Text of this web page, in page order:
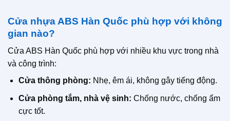
Cửa nhựa ABS Hàn Quốc phù hợp với không
gian nào?
Cửa ABS Hàn Quốc phù hợp với nhiều khu vực trong nhà
và công trình:
Cửa thông phòng: Nhẹ, êm ái, không gây tiếng động.
Cửa phòng tắm, nhà vệ sinh: Chống nước, chống ẩm
cực tốt.